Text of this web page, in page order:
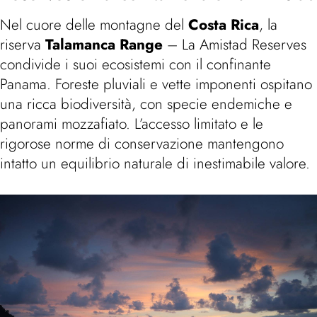
Nel cuore delle montagne del Costa Rica, la
riserva Talamanca Range – La Amistad Reserves
condivide i suoi ecosistemi con il confinante
Panama. Foreste pluviali e vette imponenti ospitano
una ricca biodiversità, con specie endemiche e
panorami mozzafiato. L’accesso limitato e le
rigorose norme di conservazione mantengono
intatto un equilibrio naturale di inestimabile valore.